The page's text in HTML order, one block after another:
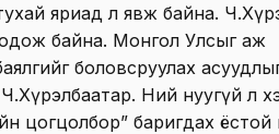
яриад л явж байна.
байна. Монгол Улсыг аж
боловсруулах
Ний нуугүй л
цогцолбор” баригдах ёстой